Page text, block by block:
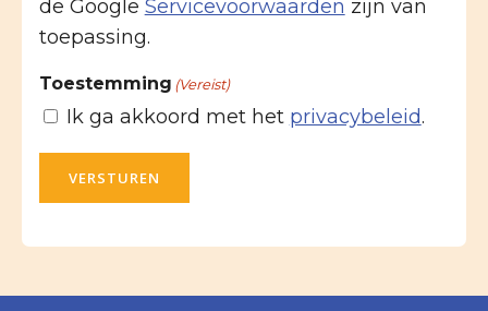
de Google Servicevoorwaarden zijn van
toepassing.
Toestemming (Vereist)
Ik ga akkoord met het privacybeleid.
VERSTUREN